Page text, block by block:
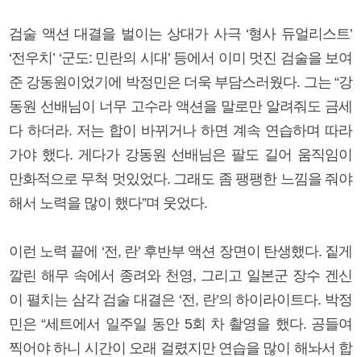
검술 액션 대결을 벌이는 상대가 사극 ‘형사 듀얼리스트’
‘전우치’ ‘군도: 민란의 시대’ 등에서 이미 멋진 검술을 보여
준 강동원이었기에 박정민은 더욱 부담스러웠다. 그는 “강
동원 선배님이 너무 고수라 액션을 말로만 알려줘도 금세
다 하더라. 저는 합이 바뀌거나 하면 계속 연습하며 따라
가야 했다. 게다가 강동원 선배님은 팔도 길어 움직임이
만화적으로 무척 멋있었다. 그래도 좀 팽팽한 느낌을 줘야
해서 노력을 많이 했다”며 웃었다.
이런 노력 끝에 ‘전, 란’ 후반부 액션 장면이 탄생했다. 짙게
깔린 해무 속에서 종려와 천영, 그리고 일본군 장수 겐신
이 펼치는 삼각 검술 대결은 ‘전, 란’의 하이라이트다. 박정
민은 “세트에서 일주일 동안 5회 차 촬영을 했다. 공들여
찍어야 하니 시간이 오래 걸렸지만 연습을 많이 해놔서 합